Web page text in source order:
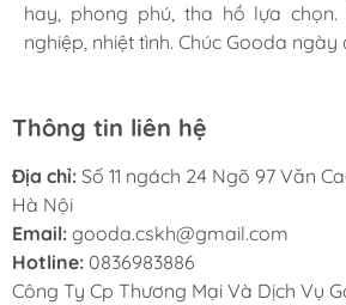
hay, phong phú, tha hồ lựa chọn.
nghiệp, nhiệt tình. Chúc Gooda
hay, phong phú, tha hồ lựa chọn.
nghiệp, nhiệt tình. Chúc Gooda
hay, phong phú, tha hồ lựa chọn.
nghiệp, nhiệt tình. Chúc Gooda
Thông tin liên hệ
Địa chỉ: Số 11 ngách 24 Ngõ 97 Văn
Hà Nội
Email: gooda.cskh@gmail.com
Hotline: 0836983886
Công Ty Cp Thương Mại Và Dịch Vụ